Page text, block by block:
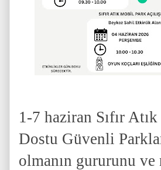
1-7 haziran Sıfır
Dostu Güvenli
olmanın gururunu